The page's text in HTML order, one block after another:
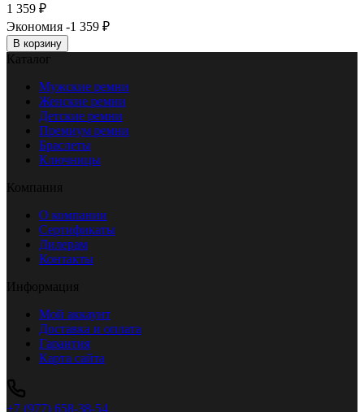
1 359 ₽
Экономия -1 359 ₽
В корзину
Каталог
Мужские ремни
Женские ремни
Детские ремни
Премиум ремни
Браслеты
Ключницы
Компания
О компании
Сертификаты
Дилерам
Контакты
Информация
Мой аккаунт
Доставка и оплата
Гарантия
Карта сайта
+7 (977) 658-38-54